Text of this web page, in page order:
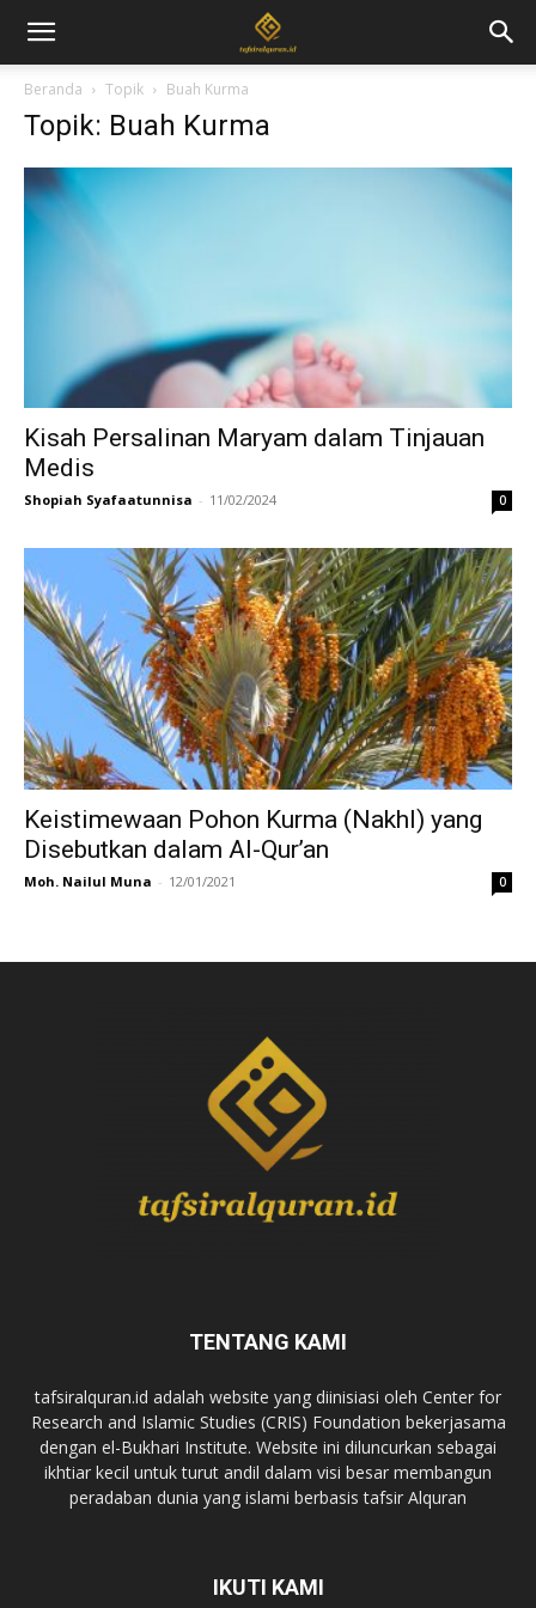
Beranda Topik Buah Kurma
Topik: Buah Kurma
Kisah Persalinan Maryam dalam Tinjauan
Medis
Shopiah Syafaatunnisa - 11/02/2024 0
Keistimewaan Pohon Kurma (Nakhl) yang
Disebutkan dalam Al-Qur’an
Moh. Nailul Muna - 12/01/2021 0
TENTANG KAMI
tafsiralquran.id adalah website yang diinisiasi oleh Center for
Research and Islamic Studies (CRIS) Foundation bekerjasama
dengan el-Bukhari Institute. Website ini diluncurkan sebagai
ikhtiar kecil untuk turut andil dalam visi besar membangun
peradaban dunia yang islami berbasis tafsir Alquran
IKUTI KAMI